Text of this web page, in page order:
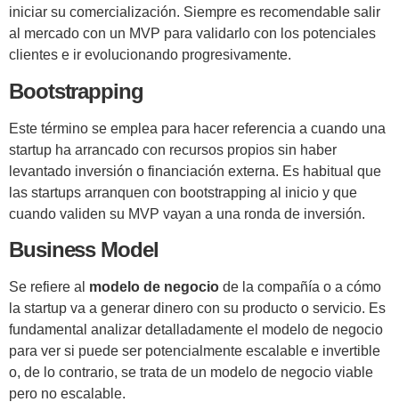
iniciar su comercialización. Siempre es recomendable salir
al mercado con un MVP para validarlo con los potenciales
clientes e ir evolucionando progresivamente.
Bootstrapping
Este término se emplea para hacer referencia a cuando una
startup ha arrancado con recursos propios sin haber
levantado inversión o financiación externa. Es habitual que
las startups arranquen con bootstrapping al inicio y que
cuando validen su MVP vayan a una ronda de inversión.
Business Model
Se refiere al modelo de negocio de la compañía o a cómo
la startup va a generar dinero con su producto o servicio. Es
fundamental analizar detalladamente el modelo de negocio
para ver si puede ser potencialmente escalable e invertible
o, de lo contrario, se trata de un modelo de negocio viable
pero no escalable.